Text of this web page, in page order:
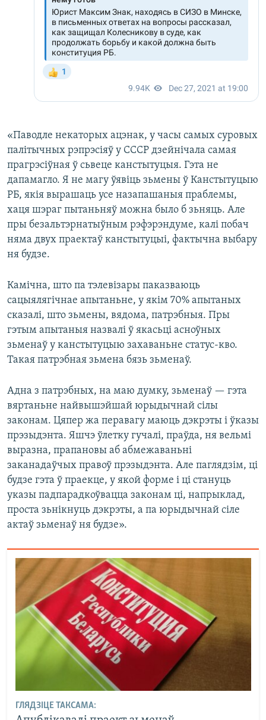
«Паводле некаторых ацэнак, у часы самых суровых
палітычных рэпрэсіяў у СССР дзейнічала самая
прагрэсіўная ў сьвеце канстытуцыя. Гэта не
дапамагло. Я не магу ўявіць зьмены ў Канстытуцыю
РБ, якія вырашаць усе назапашаныя праблемы,
хаця шэраг пытаньняў можна было б зьняць. Але
пры безальтэрнатыўным рэфэрэндуме, калі побач
няма двух праектаў канстытуцыі, фактычна выбару
ня будзе.
Камічна, што па тэлевізары паказваюць
сацыялягічнае апытаньне, у якім 70% апытаных
сказалі, што зьмены, вядома, патрэбныя. Пры
гэтым апытаныя назвалі ў якасьці асноўных
зьменаў у канстытуцыю захаваньне статус-кво.
Такая патрэбная зьмена бязь зьменаў.
Адна з патрэбных, на маю думку, зьменаў — гэта
вяртаньне найвышэйшай юрыдычнай сілы
законам. Цяпер жа перавагу маюць дэкрэты і ўказы
прэзыдэнта. Яшчэ ўлетку гучалі, праўда, ня вельмі
выразна, прапановы аб абмежаваньні
заканадаўчых правоў прэзыдэнта. Але паглядзім, ці
будзе гэта ў праекце, у якой форме і ці стануць
указы падпарадкоўвацца законам ці, напрыклад,
проста зьнікнуць дэкрэты, а па юрыдычнай сіле
актаў зьменаў ня будзе».
ГЛЯДЗІЦЕ ТАКСАМА: